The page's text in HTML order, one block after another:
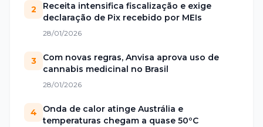
2
Receita intensifica fiscalização e exige
declaração de Pix recebido por MEIs
28/01/2026
3
Com novas regras, Anvisa aprova uso de
cannabis medicinal no Brasil
28/01/2026
4
Onda de calor atinge Austrália e
temperaturas chegam a quase 50ºC